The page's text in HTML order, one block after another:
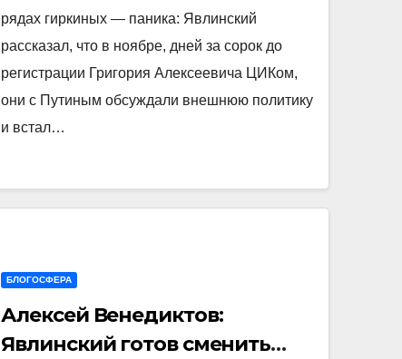
рядах гиркиных — паника: Явлинский
рассказал, что в ноябре, дней за сорок до
регистрации Григория Алексеевича ЦИКом,
они с Путиным обсуждали внешнюю политику
и встал…
БЛОГОСФЕРА
Алексей Венедиктов:
Явлинский готов сменить